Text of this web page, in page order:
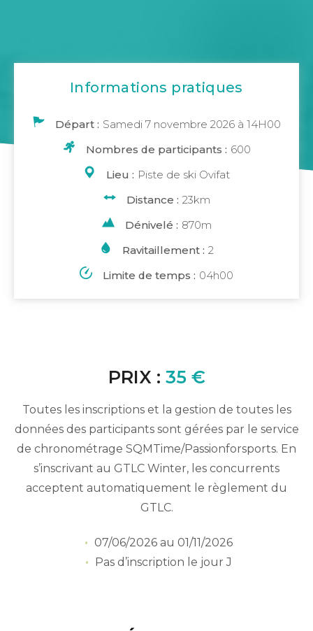
Informations pratiques
Départ : Samedi 7 novembre 2026 à 14H00
Nombres de participants : 600
Lieu : Piste de ski Ovifat
Distance : 23km
Dénivelé : 870m
Ravitaillement : 2
Limite de temps : 04h00
PRIX : 35 €
Toutes les inscriptions et la gestion de toutes les
données des participants sont gérées par le service
de chronométrage SQMTime/Passionforsports. En
s’inscrivant au GTLC Winter, les concurrents
acceptent automatiquement le règlement du
GTLC.
07/06/2026 au 01/11/2026
Pas d’inscription le jour J